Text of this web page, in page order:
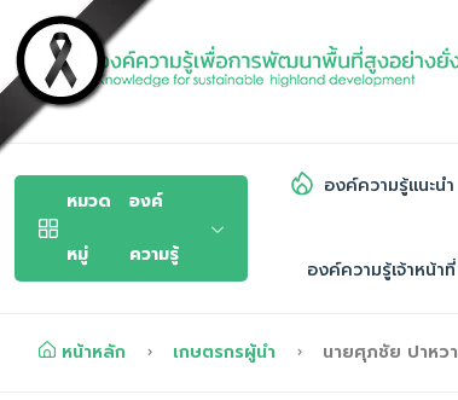
หมวด
หมู่
องค์
ความรู้
องค์ความรู้แนะนำ
องค์ความรู้เจ้าหน้าที่
หน้าหลัก เกษตรกรผู้นำ นายศุภชัย ปาหวา